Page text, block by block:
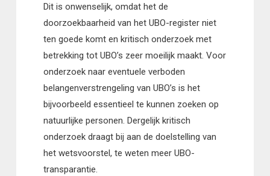
Dit is onwenselijk, omdat het de
doorzoekbaarheid van het UBO-register niet
ten goede komt en kritisch onderzoek met
betrekking tot UBO’s zeer moeilijk maakt. Voor
onderzoek naar eventuele verboden
belangenverstrengeling van UBO’s is het
bijvoorbeeld essentieel te kunnen zoeken op
natuurlijke personen. Dergelijk kritisch
onderzoek draagt bij aan de doelstelling van
het wetsvoorstel, te weten meer UBO-
transparantie.